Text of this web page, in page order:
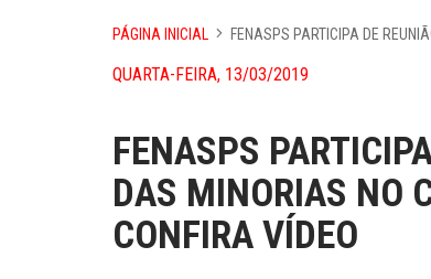
PÁGINA INICIAL FENASPS PARTICIPA DE
QUARTA-FEIRA, 13/03/2019
FENASPS
DAS MINORIAS NO
CONFIRA VÍDEO